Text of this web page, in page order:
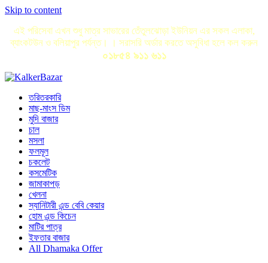
Skip to content
এই পরিসেবা এখন শুধু মাত্র সাভারের তেঁতুলঝোড়া ইউনিয়ন এর সকল এলাকা,
ব্যাংকটউন ও বলিয়াপুর পর্যন্ত। । সরাসরি অর্ডার করতে অসুবিধা হলে কল করুন
০১৮৫৪ ৯১১ ৬১১
তরিতরকারি
মাছ-মাংস ডিম
মুদি বাজার
চাল
মসলা
ফলমূল
চকলেট
কসমেটিক
জামাকাপড়
খেলনা
স্যানিটারী এন্ড বেবি কেয়ার
হোম এন্ড কিচেন
মাটির পাত্র
ইফতার বাজার
All Dhamaka Offer